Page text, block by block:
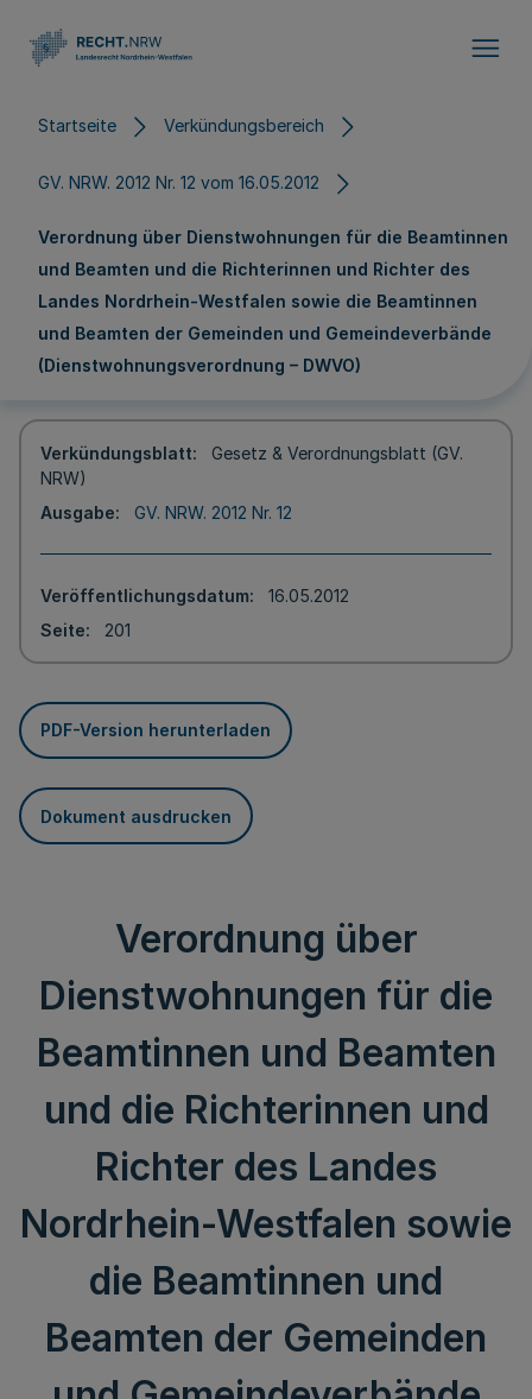
Startseite Verkündungsbereich
GV. NRW. 2012 Nr. 12 vom 16.05.2012
Verordnung über Dienstwohnungen für die Beamtinnen
und Beamten und die Richterinnen und Richter des
Landes Nordrhein-Westfalen sowie die Beamtinnen
und Beamten der Gemeinden und Gemeindeverbände
(Dienstwohnungsverordnung – DWVO)
Verkündungsblatt
Gesetz & Verordnungsblatt (GV.
NRW)
Ausgabe
GV. NRW. 2012 Nr. 12
Veröffentlichungsdatum
16.05.2012
Seite
201
PDF-Version herunterladen
Dokument ausdrucken
Verordnung über
Dienstwohnungen für die
Beamtinnen und Beamten
und die Richterinnen und
Richter des Landes
Nordrhein-Westfalen sowie
die Beamtinnen und
Beamten der Gemeinden